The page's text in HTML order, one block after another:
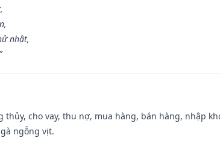
nhật,
thủy, cho vay, thu nợ, mua hàng, bán hàng, nhập
ngỗng vịt.